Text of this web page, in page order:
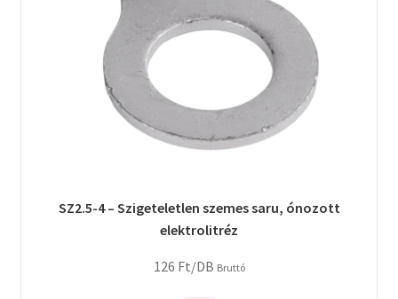
SZ2.5-4 – Szigeteletlen szemes saru, ónozott
elektrolitréz
126 Ft/DB Bruttó